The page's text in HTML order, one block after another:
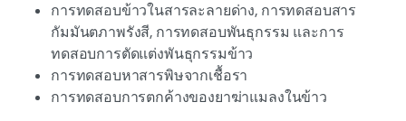
การทดสอบข้าวในสารละลายด่าง, การทดสอบสาร
กัมมันตภาพรังสี, การทดสอบพันธุกรรม และการ
ทดสอบการตัดแต่งพันธุกรรมข้าว
การทดสอบหาสารพิษจากเชื้อรา
การทดสอบการตกค้างของยาฆ่าแมลงในข้าว